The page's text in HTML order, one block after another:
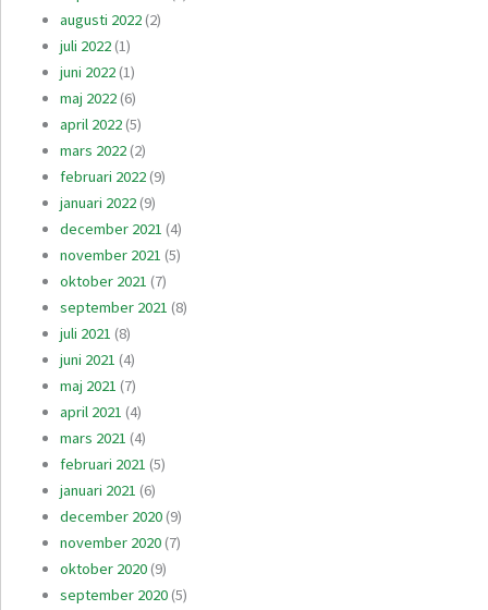
augusti 2022(2)
juli 2022(1)
juni 2022(1)
maj 2022(6)
april 2022(5)
mars 2022(2)
februari 2022(9)
januari 2022(9)
december 2021 (4)
november 2021 (5)
oktober 2021 (7)
september 2021 (8)
juli 2021 (8)
juni 2021 (4)
maj 2021 (7)
april 2021 (4)
mars 2021 (4)
februari 2021 (5)
januari 2021 (6)
december 2020(9)
november 2020(7)
oktober 2020(9)
september 2020(5)